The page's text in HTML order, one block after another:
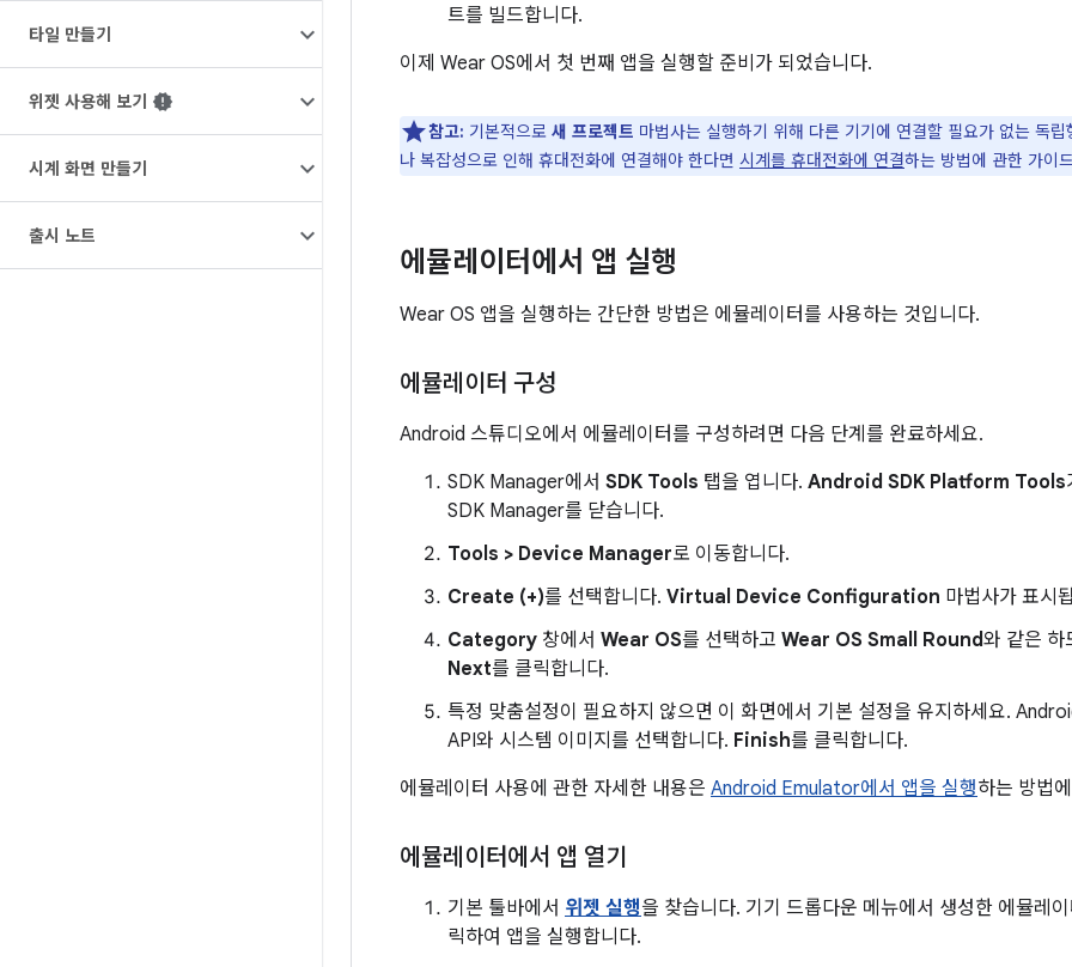
타일 만들기
위젯 사용해 보기
시계 화면 만들기
출시 노트
트를 빌드합니다.
이제 Wear OS에서 첫 번째 앱을 실행할 준비가 되었습니다.
참고: 기본적으로 새 프로젝트 마법사는 실행하기 위해 다른 기기에 연결할 필요가 없는 독
나 복잡성으로 인해 휴대전화에 연결해야 한다면 시계를 휴대전화에 연결하는 방법에 관한 가이
에뮬레이터에서 앱 실행
Wear OS 앱을 실행하는 간단한 방법은 에뮬레이터를 사용하는 것입니다.
에뮬레이터 구성
Android 스튜디오에서 에뮬레이터를 구성하려면 다음 단계를 완료하세요.
SDK Manager에서 SDK Tools 탭을 엽니다. Android SDK Platform Tools
SDK Manager를 닫습니다.
Tools > Device Manager로 이동합니다.
Create (+)를 선택합니다. Virtual Device Configuration 마법사가 표시
Category 창에서 Wear OS를 선택하고 Wear OS Small Round와 같은 하
Next를 클릭합니다.
특정 맞춤설정이 필요하지 않으면 이 화면에서 기본 설정을 유지하세요.
API와 시스템 이미지를 선택합니다. Finish를 클릭합니다.
에뮬레이터 사용에 관한 자세한 내용은 Android Emulator에서 앱을 실행하는 방법
에뮬레이터에서 앱 열기
기본 툴바에서 위젯 실행을 찾습니다. 기기 드롭다운 메뉴에서 생성한 에뮬레
릭하여 앱을 실행합니다.